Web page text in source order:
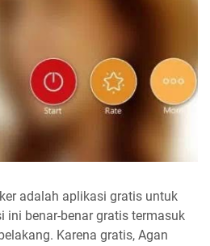
adalah aplikasi gratis untuk
ini benar-benar gratis termasuk
Karena gratis, Agan